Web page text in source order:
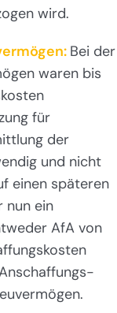
wird.
Bei der
waren bis
für
der
und nicht
einen späteren
nun ein
AfA von